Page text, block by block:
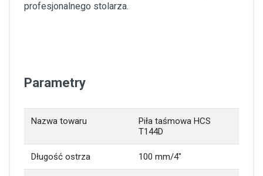
profesjonalnego stolarza.
Parametry
Nazwa towaru
Piła taśmowa HCS
T144D
Długość ostrza 100 mm/4″